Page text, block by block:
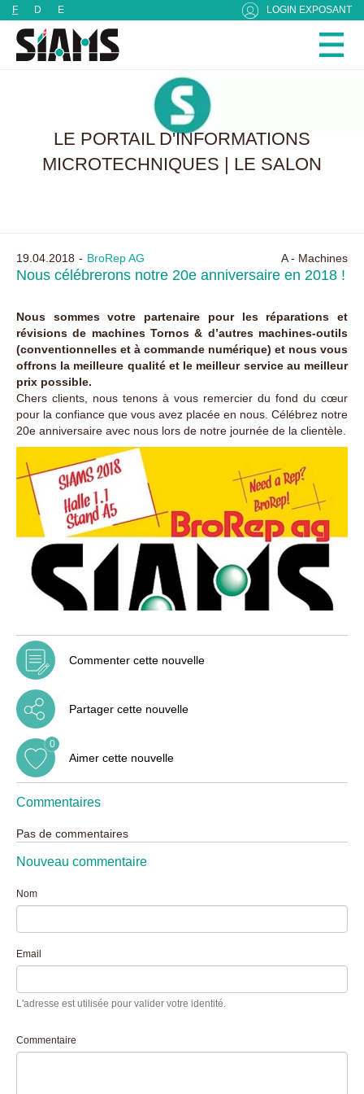
F D E LOGIN EXPOSANT
LE PORTAIL D'INFORMATIONS
MICROTECHNIQUES | LE SALON
19.04.2018 BroRep AG A - Machines
Nous célébrerons notre 20e anniversaire en 2018 !
Nous sommes votre partenaire pour les réparations et
révisions de machines Tornos & d’autres machines-outils
(conventionnelles et à commande numérique) et nous vous
offrons la meilleure qualité et le meilleur service au meilleur
prix possible.
Chers clients, nous tenons à vous remercier du fond du cœur
pour la confiance que vous avez placée en nous. Célébrez notre
20e anniversaire avec nous lors de notre journée de la clientèle.
Commenter cette nouvelle
Partager cette nouvelle
Aimer cette nouvelle
0
Commentaires
Pas de commentaires
Nouveau commentaire
Nom
Email
L'adresse est utilisée pour valider votre identité.
Commentaire
Panneau de gestion des cookies